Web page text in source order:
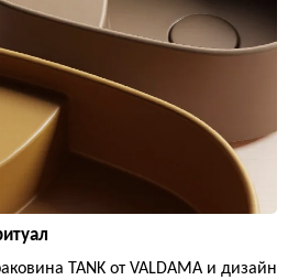
TANK от VALDAMA и дизайн